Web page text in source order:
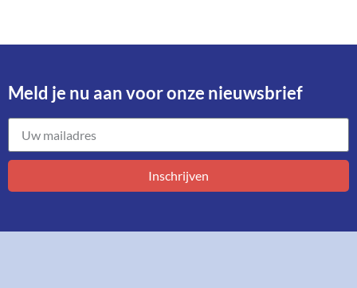
Meld je nu aan voor onze nieuwsbrief​
Inschrijven